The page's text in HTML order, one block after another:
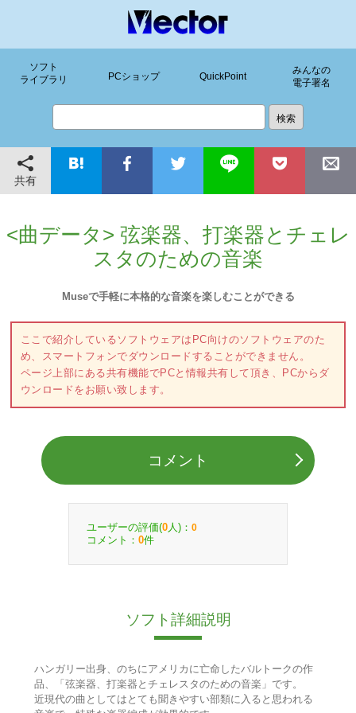
ソフト
ライブラリ
PCショップ QuickPoint
みんなの
電子署名
共有
<曲データ> 弦楽器、打楽器とチェレ
スタのための音楽
Museで手軽に本格的な音楽を楽しむことができる
ここで紹介しているソフトウェアはPC向けのソフトウェアのた
め、スマートフォンでダウンロードすることができません。
ページ上部にある共有機能でPCと情報共有して頂き、PCからダ
ウンロードをお願い致します。
コメント
ユーザーの評価(0 人)： 0
コメント： 0件
ソフト詳細説明
ハンガリー出身、のちにアメリカに亡命したバルトークの作
品、「弦楽器、打楽器とチェレスタのための音楽」です。
近現代の曲としてはとても聞きやすい部類に入ると思われる